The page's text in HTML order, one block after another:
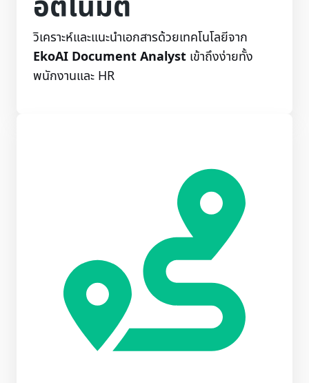
วิเคราะห์และแนะนำเอกสารด้วยเทคโนโลยีจาก
EkoAI Document Analyst เข้าถึงง่ายทั้ง
พนักงานและ HR